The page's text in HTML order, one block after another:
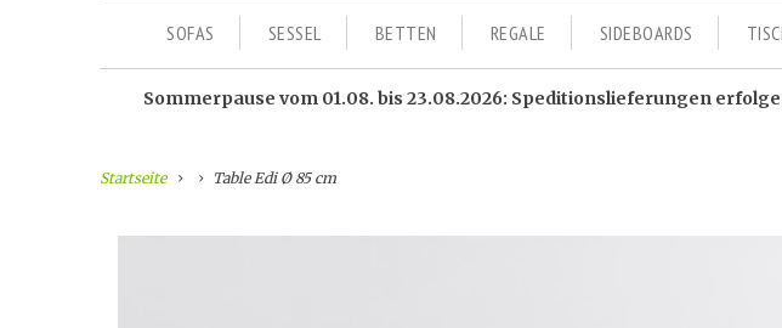
SOFAS SESSEL BETTEN REGALE SIDEBOARDS
Sommerpause vom 01.08. bis 23.08.2026: Speditionslieferungen
Startseite Table Edi Ø 85 cm